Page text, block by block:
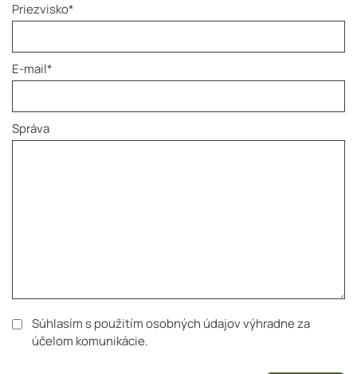
Priezvisko*
E-mail*
Správa
Súhlasím s použitím osobných údajov výhradne za
účelom komunikácie.